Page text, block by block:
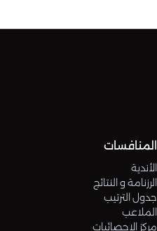
المنافسات
الأندية
الرزنامة و النتائج
جدول الترتيب
الملاعب
مركز الإحصائيات